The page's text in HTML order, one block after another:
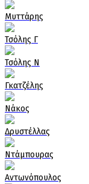
Μυττάρης
Τσόλης Γ
Τσόλης Ν
Γκατζέλης
Νάκος
Δρυστέλλας
Ντάμπουρας
Αντωνόπουλος